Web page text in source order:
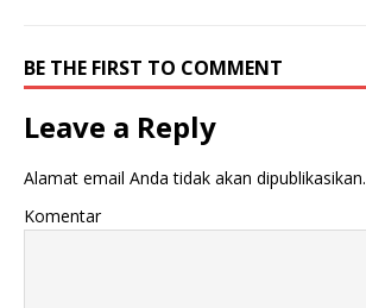
BE THE FIRST TO COMMENT
Leave a Reply
Alamat email Anda tidak akan dipublikasikan.
Komentar